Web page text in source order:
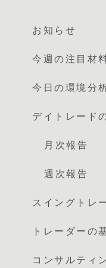
お知らせ
今週の注目材
今日の環境分
デイトレード
月次報告
週次報告
スイングトレ
トレーダーの
コンサルティ